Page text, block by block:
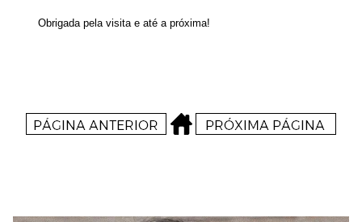
Obrigada pela visita e até a próxima!